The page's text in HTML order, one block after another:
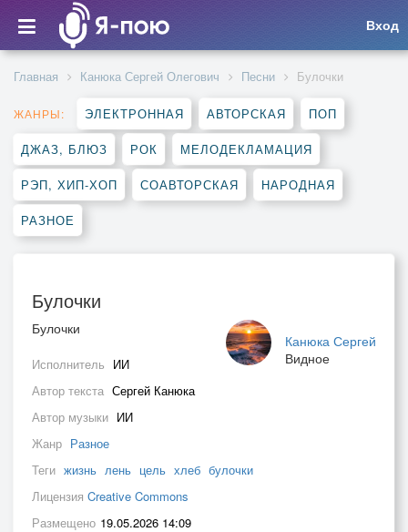
Вход
Главная Канюка Сергей Олегович Песни Булочки
ЖАНРЫ: ЭЛЕКТРОННАЯ АВТОРСКАЯ ПОП
ДЖАЗ, БЛЮЗ РОК МЕЛОДЕКЛАМАЦИЯ
РЭП, ХИП-ХОП СОАВТОРСКАЯ НАРОДНАЯ
РАЗНОЕ
Булочки
Канюка Сергей
Видное
Булочки
Исполнитель ИИ
Автор текста Сергей Канюка
Автор музыки ИИ
Жанр Разное
Теги жизнь лень цель хлеб булочки
Лицензия Creative Commons
Размещено 19.05.2026 14:09